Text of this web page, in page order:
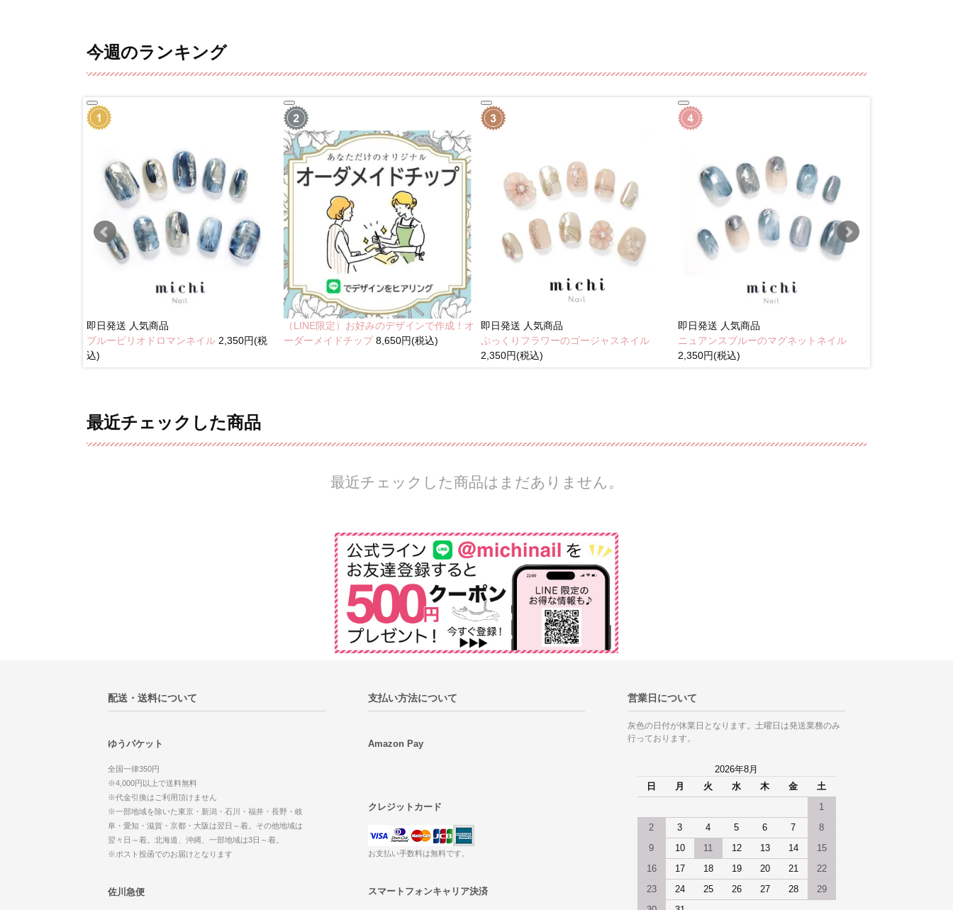
今週のランキング
即日発送 人気商品
ブルーピリオドロマンネイル 2,350円(税
込)
（LINE限定）お好みのデザインで作成！オ
ーダーメイドチップ8,650円(税込)
即日発送 人気商品
ぷっくりフラワーのゴージャスネイル
2,350円(税込)
即日発送 人気商品
ニュアンスブルーのマグネットネイル
2,350円(税込)
最近チェックした商品
最近チェックした商品はまだありません。
配送・送料について
ゆうパケット
全国一律350円
※4,000円以上で送料無料
※代金引換はご利用頂けません
※一部地域を除いた東京・新潟・石川・福井・長野・岐
阜・愛知・滋賀・京都・大阪は翌日～着。その他地域は
翌々日～着。北海道、沖縄、一部地域は3日～着。
※ポスト投函でのお届けとなります
佐川急便
支払い方法について
Amazon Pay
クレジットカード
お支払い手数料は無料です。
スマートフォンキャリア決済
営業日について
灰色の日付が休業日となります。土曜日は発送業務のみ
行っております。
2026年8月
日
月 火 水 木 金 土
1
2 3 4 5 6 7 8
9 10 11 12 13 14 15
16 17 18 19 20 21 22
23 24 25 26 27 28 29